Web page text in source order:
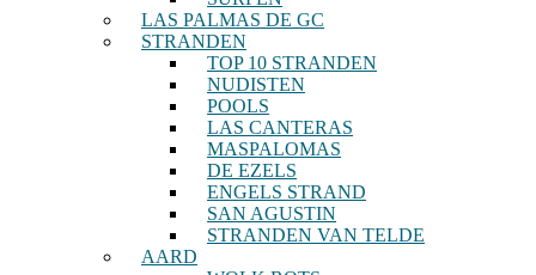
LAS PALMAS DE GC
STRANDEN
TOP 10 STRANDEN
NUDISTEN
POOLS
LAS CANTERAS
MASPALOMAS
DE EZELS
ENGELS STRAND
SAN AGUSTIN
STRANDEN VAN TELDE
AARD